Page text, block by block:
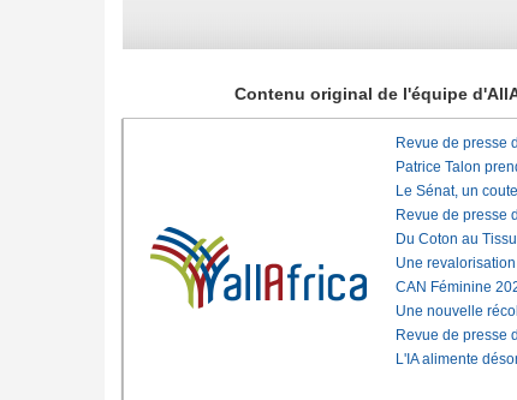
Contenu original de l'équipe
Revue de presse
Patrice Talon
Le Sénat, un
Revue de presse
Du Coton au
Une
CAN Féminine
Une nouvelle
Revue de presse
L'IA alimente